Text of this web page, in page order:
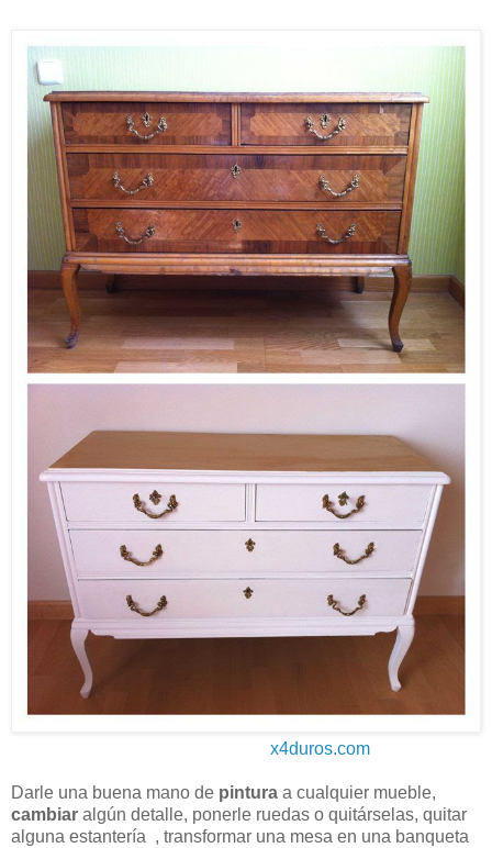
x4duros.com
Darle una buena mano de pintura a cualquier mueble,
cambiar algún detalle, ponerle ruedas o quitárselas, quitar
alguna estantería , transformar una mesa en una banqueta